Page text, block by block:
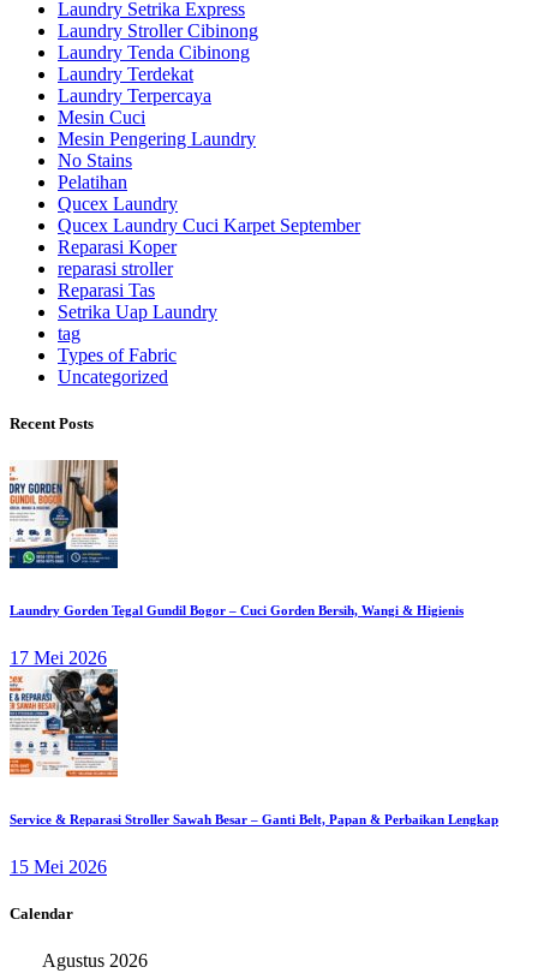
Laundry Setrika Express
Laundry Stroller Cibinong
Laundry Tenda Cibinong
Laundry Terdekat
Laundry Terpercaya
Mesin Cuci
Mesin Pengering Laundry
No Stains
Pelatihan
Qucex Laundry
Qucex Laundry Cuci Karpet September
Reparasi Koper
reparasi stroller
Reparasi Tas
Setrika Uap Laundry
tag
Types of Fabric
Uncategorized
Recent Posts
Laundry Gorden Tegal Gundil Bogor – Cuci Gorden Bersih, Wangi & Higienis
17 Mei 2026
Service & Reparasi Stroller Sawah Besar – Ganti Belt, Papan & Perbaikan Lengkap
15 Mei 2026
Calendar
Agustus 2026